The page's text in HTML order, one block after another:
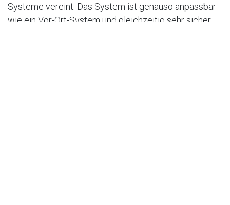
Systeme vereint. Das System ist genauso anpassbar
wie ein Vor-Ort-System und gleichzeitig sehr sicher